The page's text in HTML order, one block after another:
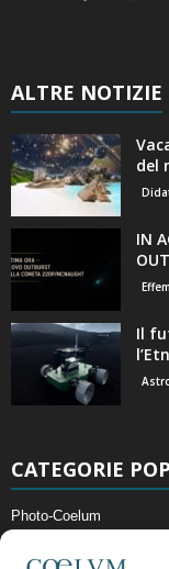
ALTRE NOTIZIE
del
IN
Il
CATEGORIE
Photo-Coelum